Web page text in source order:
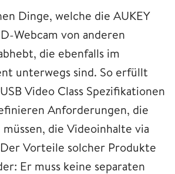
Dinge, welche die AUKEY
Webcam von anderen
die ebenfalls im
unterwegs sind. So erfüllt
Video Class Spezifikationen
Anforderungen, die
die Videoinhalte via
Vorteile solcher Produkte
Er muss keine separaten